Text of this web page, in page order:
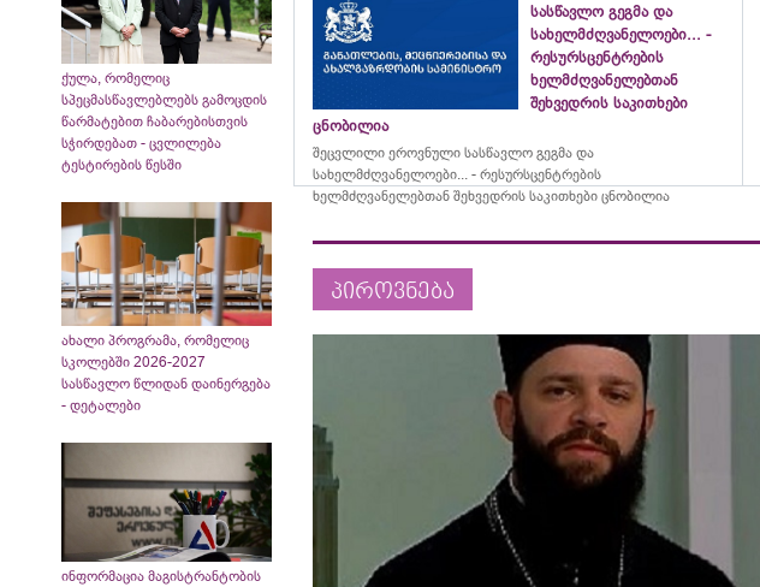
ქულა, რომელიც
სპეცმასწავლებლებს გამოცდის
წარმატებით ჩაბარებისთვის
სჭირდებათ - ცვლილება
ტესტირების წესში
ახალი პროგრამა, რომელიც
სკოლებში 2026-2027
სასწავლო წლიდან დაინერგება
- დეტალები
ინფორმაცია მაგისტრანტობის
სასწავლო გეგმა და
სახელმძღვანელოები... -
რესურსცენტრების
ხელმძღვანელებთან
შეხვედრის საკითხები
ცნობილია
შეცვლილი ეროვნული სასწავლო გეგმა და
სახელმძღვანელოები... - რესურსცენტრების
ხელმძღვანელებთან შეხვედრის საკითხები ცნობილია
პიროვნება